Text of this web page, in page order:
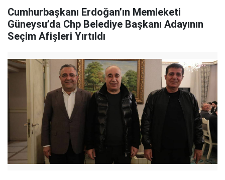
Cumhurbaşkanı Erdoğan’ın Memleketi
Güneysu’da Chp Belediye Başkanı Adayının
Seçim Afişleri Yırtıldı